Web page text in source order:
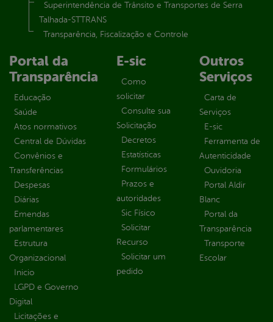
Superintendência de Trânsito e Transportes de Serra
Talhada-STTRANS
Transparência, Fiscalização e Controle
Portal da
Transparência
Educação
Saúde
Atos normativos
Central de Dúvidas
Convênios e
Transferências
Despesas
Diárias
Emendas
parlamentares
Estrutura
Organizacional
Inicio
LGPD e Governo
Digital
Licitações e
E-sic
Como
solicitar
Consulte sua
Solicitação
Decretos
Estatísticas
Formulários
Prazos e
autoridades
Sic Físico
Solicitar
Recurso
Solicitar um
pedido
Outros
Serviços
Carta de
Serviços
E-sic
Ferramenta de
Autenticidade
Ouvidoria
Portal Aldir
Blanc
Portal da
Transparência
Transporte
Escolar